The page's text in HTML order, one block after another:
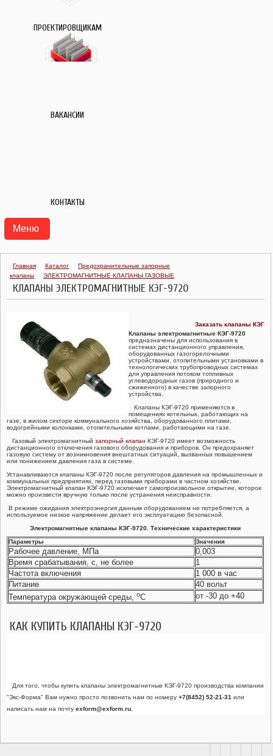
ПРОЕКТИРОВЩИКАМ
ВАКАНСИИ
КОНТАКТЫ
Меню
ПУНКТЫ ГАЗОРЕГУЛЯТОРНЫЕ БЛОЧНЫЕ ПГБ
ГАЗОРЕГУЛЯТОРНЫЕ УСТАНОВКИ УГРШ, ГРУ
ГАЗОРЕГУЛЯТОРНЫЕ ПУНКТЫ ГРПШ, ГРПН, ГСГО
ПУНКТЫ УЧЕТА РАСХОДА ГАЗА ПУРГ
РЕГУЛЯТОРЫ ДАВЛЕНИЯ ГАЗА
КЛАПАНЫ ПРЕДОХРАНИТЕЛЬНЫЕ
ФИЛЬТРЫ ГАЗОВЫЕ ФГ
ГАЗОВЫЕ ШАРОВЫЕ КРАНЫ ГШК
ЗАПОРНАЯ АРМАТУРА
СЧЕТЧИКИ ГАЗА
Главная Каталог
Предохранительные запорные
клапаны
ЭЛЕКТРОМАГНИТНЫЕ КЛАПАНЫ ГАЗОВЫЕ
КЛАПАНЫ ЭЛЕКТРОМАГНИТНЫЕ КЭГ-9720
Заказать клапаны КЭГ
Клапаны электромагнитные КЭГ-9720
предназначены для использования в
системах дистанционного управления,
оборудованных газогорелочными
устройствами, отопительными установками в
технологических трубопроводных системах
для управления потоком топливных
углеводородных газов (природного и
сжиженного) в качестве запорного
устройства.
Клапаны КЭГ-9720 применяются в
помещениях котельных, работающих на
газе, в жилом секторе коммунального хозяйства, оборудованного плитами,
водогрейными колонками, отопительными котлами, работающими на газе.
Газовый электромагнитный запорный клапан КЭГ-9720 имеет возможность
дистанционного отключения газового оборудования и приборов. Он предохраняет
газовую систему от возникновения внештатных ситуаций, вызванных повышением
или понижением давления газа в системе.
Устанавливаются клапаны КЭГ-9720 после регуляторов давления на промышленных и
коммунальных предприятиях, перед газовыми приборами в частном хозяйстве.
Электромагнитный клапан КЭГ-9720 исключает самопроизвольное открытие, которое
можно произвести вручную только после устранения неисправности.
В режиме ожидания электроэнергия данным оборудованием не потребляется, а
используемое низкое напряжение делает его эксплуатацию безопасной.
Электромагнитные клапаны КЭГ-9720. Технические характеристики
Параметры
Значения
Рабочее давление, МПа
0,003
Время срабатывания, с, не более
1
Частота включения
1 000 в час
Питание
40 вольт
Температура окружающей среды, оС от -30 до +40
КАК КУПИТЬ КЛАПАНЫ КЭГ-9720
Для того, чтобы купить клапаны электромагнитные КЭГ-9720 производства компании
"Экс-Форма" Вам нужно просто позвонить нам по номеру +7(8452) 52-21-31 или
написать нам на почту exform@exform.ru.